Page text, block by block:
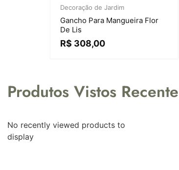
Decoração de Jardim
Gancho Para Mangueira Flor
De Lis
R$ 308,00
Produtos Vistos
No recently viewed products to
display